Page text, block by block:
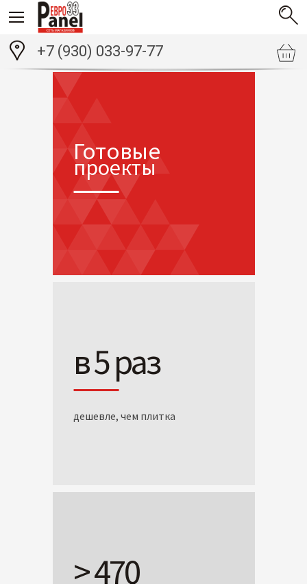
+7 (930) 033-97-77
Готовые
проекты
в 5 раз
дешевле, чем плитка
> 470